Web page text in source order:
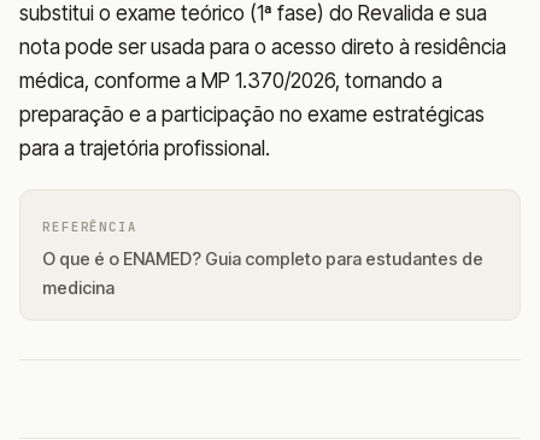
substitui o exame teórico (1ª fase) do Revalida e sua
nota pode ser usada para o acesso direto à residência
médica, conforme a MP 1.370/2026, tornando a
preparação e a participação no exame estratégicas
para a trajetória profissional.
REFERÊNCIA
O que é o ENAMED? Guia completo para estudantes de
medicina